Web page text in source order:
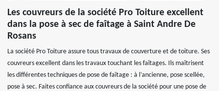
Les couvreurs de la société Pro Toiture excellent
dans la pose à sec de faîtage à Saint Andre De
Rosans
La société Pro Toiture assure tous travaux de couverture et de toiture. Ses
couvreurs excellent dans les travaux touchant les faîtages. Ils maîtrisent
les différentes techniques de pose de faîtage : à l’ancienne, pose scellée,
pose à sec. Faites confiance aux couvreurs de la société pour une pose de